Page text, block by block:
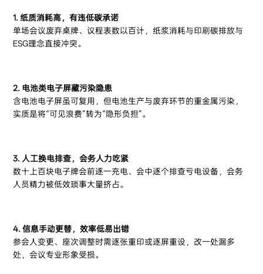
1. 纸质消耗高，有违低碳承诺
单场会议废弃桌牌、议程表数以百计，纸浆消耗与印刷碳排放与
ESG理念直接冲突。
2. 电池类电子屏藏污染隐患
含电池电子屏虽可复用，但电池生产与废弃环节的重金属污染，
实质是将“可见浪费”转为“隐形负担”。
3. 人工换电排查，会务人力吃紧
数十上百块电子牌会前逐一充电、会中逐个排查亏电设备，会务
人员精力被低效琐事大量挤占。
4. 信息手动更替，效率低易出错
参会人变更、座次调整时需逐张重印或逐屏重设，改一处漏多
处，会议专业形象受损。